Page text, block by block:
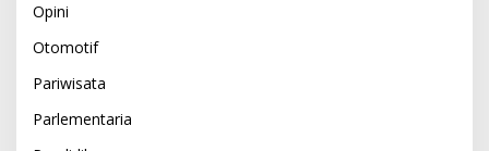
Opini
Otomotif
Pariwisata
Parlementaria